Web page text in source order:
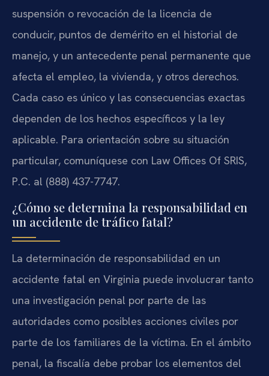
suspensión o revocación de la licencia de
conducir, puntos de demérito en el historial de
manejo, y un antecedente penal permanente que
afecta el empleo, la vivienda, y otros derechos.
Cada caso es único y las consecuencias exactas
dependen de los hechos específicos y la ley
aplicable. Para orientación sobre su situación
particular, comuníquese con Law Offices Of SRIS,
P.C. al (888) 437-7747.
¿Cómo se determina la responsabilidad en
un accidente de tráfico fatal?
La determinación de responsabilidad en un
accidente fatal en Virginia puede involucrar tanto
una investigación penal por parte de las
autoridades como posibles acciones civiles por
parte de los familiares de la víctima. En el ámbito
penal, la fiscalía debe probar los elementos del